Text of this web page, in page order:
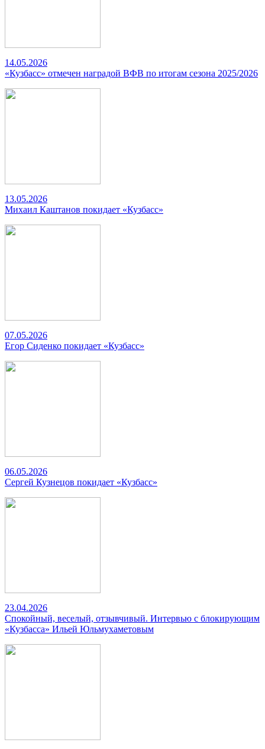
14.05.2026
«Кузбасс» отмечен наградой ВФВ по итогам сезона 2025/2026
13.05.2026
Михаил Каштанов покидает «Кузбасс»
07.05.2026
Егор Сиденко покидает «Кузбасс»
06.05.2026
Сергей Кузнецов покидает «Кузбасс»
23.04.2026
Спокойный, веселый, отзывчивый. Интервью с блокирующим
«Кузбасса» Ильей Юльмухаметовым